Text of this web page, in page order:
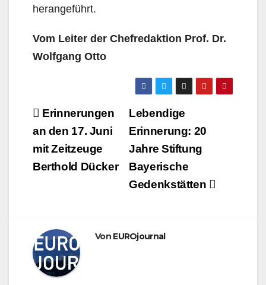
herangeführt.
Vom Leiter der Chefredaktion Prof. Dr.
Wolfgang Otto
Beitragsnavigation
Lebendige
Erinnerung: 20
Jahre Stiftung
Bayerische
Gedenkstätten
Erinnerungen
an den 17. Juni
mit Zeitzeuge
Berthold Dücker
Von EUROjournal